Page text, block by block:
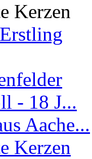
Kerzen
- 18 J...
Aache...
Kerzen